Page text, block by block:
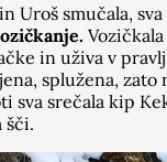
Uroš smučala, sva
in uživa v
splužena, zato
sva srečala kip
šči.